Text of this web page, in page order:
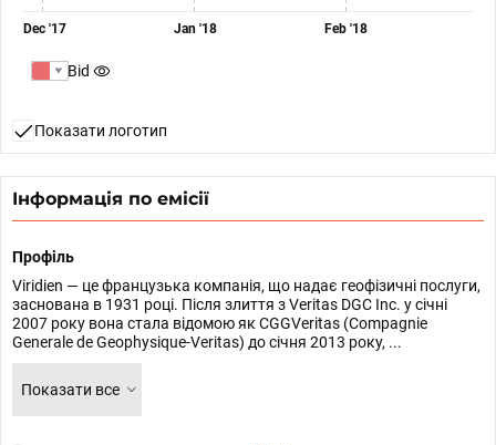
Dec '17 Jan '18 Feb '18
Bid
Показати логотип
Інформація по емісії
Профіль
Viridien — це французька компанія, що надає геофізичні послуги,
заснована в 1931 році. Після злиття з Veritas DGC Inc. у січні
2007 року вона стала відомою як CGGVeritas (Compagnie
Generale de Geophysique-Veritas) до січня 2013 року, ...
Показати все